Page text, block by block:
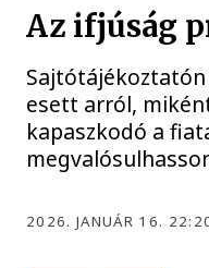
Az ifjúság
esett arról,
kapaszkodó a
2026. JANUÁR 16.